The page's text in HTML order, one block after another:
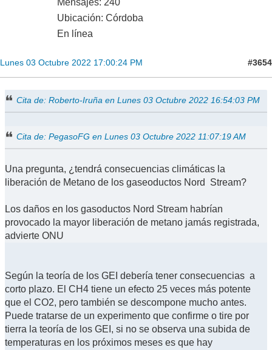
Mensajes: 240
Ubicación: Córdoba
En línea
Lunes 03 Octubre 2022 17:00:24 PM #3654
Cita de: Roberto-Iruña en Lunes 03 Octubre 2022 16:54:03 PM
Cita de: PegasoFG en Lunes 03 Octubre 2022 11:07:19 AM
Una pregunta, ¿tendrá consecuencias climáticas la
liberación de Metano de los gaseoductos Nord Stream?
Los daños en los gasoductos Nord Stream habrían
provocado la mayor liberación de metano jamás registrada,
advierte ONU
Según la teoría de los GEI debería tener consecuencias a
corto plazo. El CH4 tiene un efecto 25 veces más potente
que el CO2, pero también se descompone mucho antes.
Puede tratarse de un experimento que confirme o tire por
tierra la teoría de los GEI, si no se observa una subida de
temperaturas en los próximos meses es que hay